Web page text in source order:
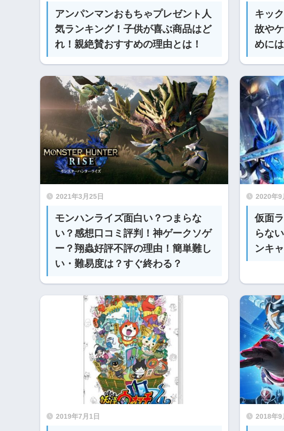
アンパンマンおもちゃプレゼント人
気ランキング！子供が喜ぶ商品はど
れ！親絶賛おすすめの理由とは！
キッ
故や
めには
2021年3月25日
モンハンライズ面白い？つまらな
い？感想口コミ評判！神ゲークソゲ
ー？翔蟲好評不評の理由！簡単難し
い・難易度は？すぐ終わる？
2020年9
仮面
らな
ンキ
2019年7月1日 2018年9